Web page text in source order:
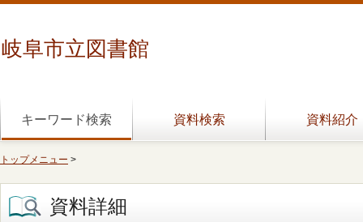
岐阜市立図書館
キーワード検索 資料検索 資料紹介
トップメニュー >
資料詳細